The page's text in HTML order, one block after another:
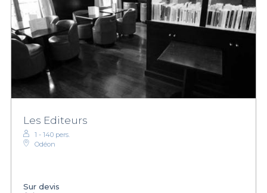
Les Editeurs
1 - 140 pers.
Odéon
Sur devis